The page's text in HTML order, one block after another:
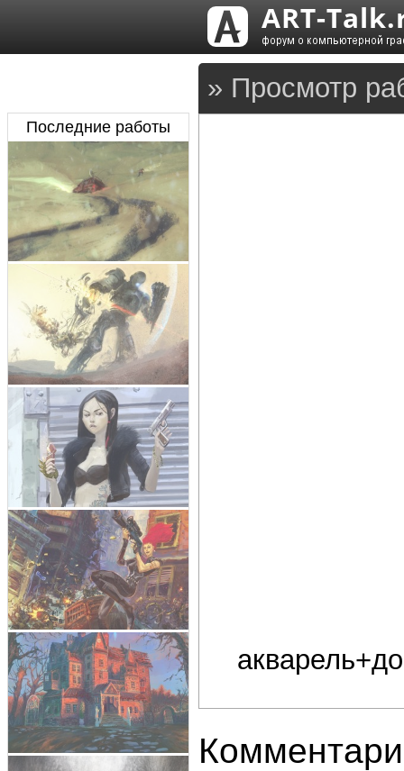
» Просмотр
Последние работы